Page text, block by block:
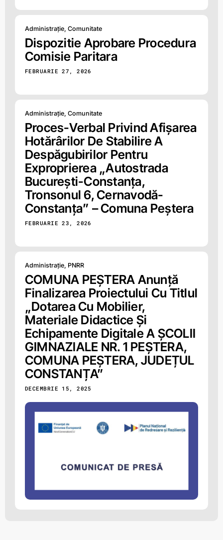
Administrație, Comunitate
Dispozitie Aprobare Procedura
Comisie Paritara
FEBRUARIE 27, 2026
Administrație, Comunitate
Proces-Verbal Privind Afișarea
Hotărârilor De Stabilire A
Despăgubirilor Pentru
Exproprierea „Autostrada
București-Constanța,
Tronsonul 6, Cernavodă-
Constanța” – Comuna Peștera
FEBRUARIE 23, 2026
Administrație, PNRR
COMUNA PEȘTERA Anunță
Finalizarea Proiectului Cu Titlul
„Dotarea Cu Mobilier,
Materiale Didactice Și
Echipamente Digitale A ȘCOLII
GIMNAZIALE NR. 1 PEȘTERA,
COMUNA PEȘTERA, JUDEȚUL
CONSTANȚA”
DECEMBRIE 15, 2025